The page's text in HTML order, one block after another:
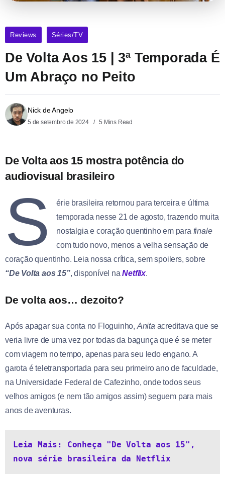
Reviews Séries/TV
De Volta Aos 15 | 3ª Temporada É
Um Abraço no Peito
Nick de Angelo
5 de setembro de 2024 5 Mins Read
De Volta aos 15 mostra potência do
audiovisual brasileiro
S
érie brasileira retornou para terceira e última
temporada nesse 21 de agosto, trazendo muita
nostalgia e coração quentinho em para finale
com tudo novo, menos a velha sensação de
coração quentinho. Leia nossa crítica, sem spoilers, sobre
“De Volta aos 15”, disponível naNetflix.
De volta aos… dezoito?
Após apagar sua conta no Floguinho, Anita acreditava que se
veria livre de uma vez por todas da bagunça que é se meter
com viagem no tempo, apenas para seu ledo engano. A
garota é teletransportada para seu primeiro ano de faculdade,
na Universidade Federal de Cafezinho, onde todos seus
velhos amigos (e nem tão amigos assim) seguem para mais
anos de aventuras.
Leia Mais: Conheça "De Volta aos 15",
nova série brasileira da Netflix